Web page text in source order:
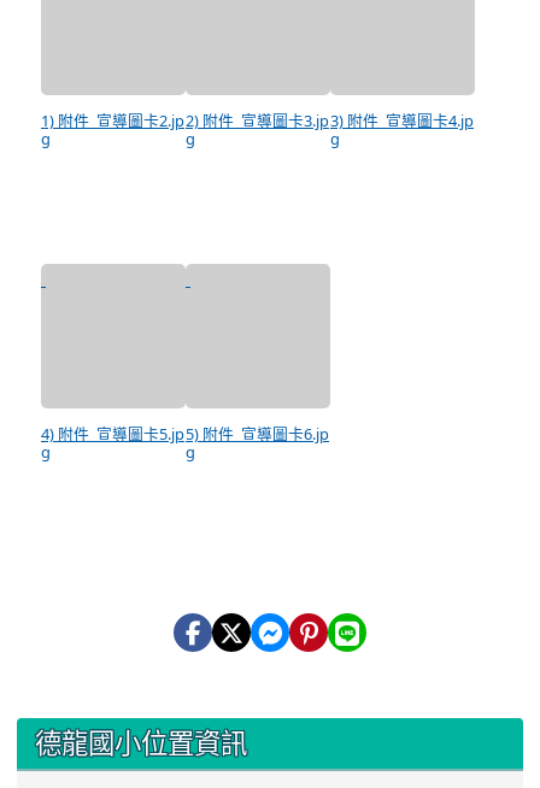
1) 附件_宣導圖卡2.jp
g
2) 附件_宣導圖卡3.jp
g
3) 附件_宣導圖卡4.jp
g
4) 附件_宣導圖卡5.jp
g
5) 附件_宣導圖卡6.jp
g
::: 德龍國小位置資訊